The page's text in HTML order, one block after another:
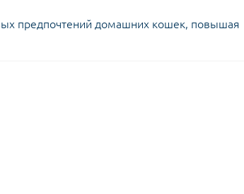
предпочтений домашних кошек, повышая